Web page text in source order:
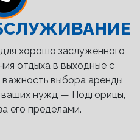
хорошо заслуженного
отдыха в выходные с
выбора аренды
нужд — Подгорицы,
его пределами.